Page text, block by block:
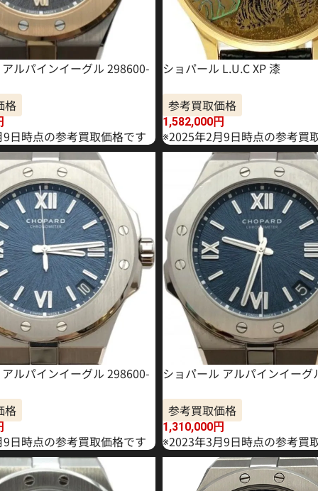
ルパインイーグル 298600-
格
日時点の参考買取価格です
ショパール L.U.C XP 漆
参考買取価格
1,582,000円
※2025年2月9日時点の参考買
ルパインイーグル 298600-
格
日時点の参考買取価格です
ショパール アルパインイーグ
参考買取価格
1,310,000円
※2023年3月9日時点の参考買